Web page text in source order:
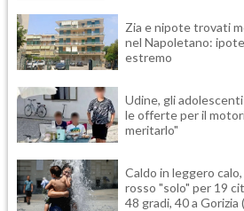
Zia e nipote trovati
nel Napoletano:
estremo
Udine, gli
le offerte per il
meritarlo"
Caldo in leggero
rosso "solo" per 19
48 gradi, 40 a Gorizia